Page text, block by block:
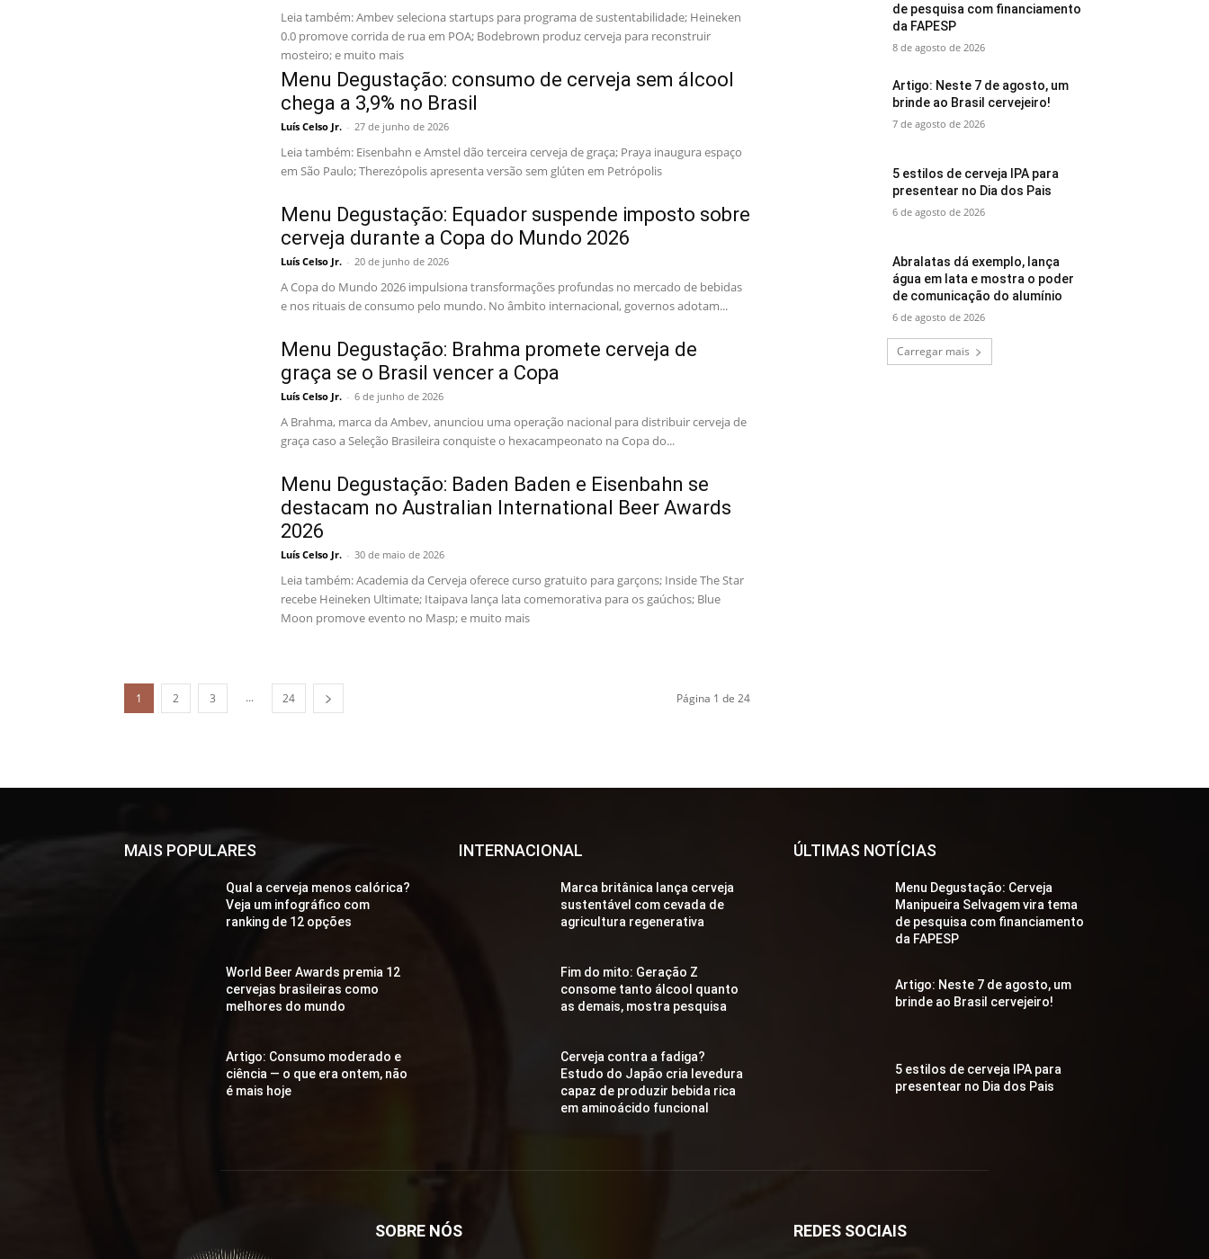
Leia também: Ambev seleciona startups para programa de sustentabilidade; Heineken
0.0 promove corrida de rua em POA; Bodebrown produz cerveja para reconstruir
mosteiro; e muito mais
Menu Degustação: consumo de cerveja sem álcool
chega a 3,9% no Brasil
Luís Celso Jr. - 27 de junho de 2026
Leia também: Eisenbahn e Amstel dão terceira cerveja de graça; Praya inaugura espaço
em São Paulo; Therezópolis apresenta versão sem glúten em Petrópolis
Menu Degustação: Equador suspende imposto sobre
cerveja durante a Copa do Mundo 2026
Luís Celso Jr. - 20 de junho de 2026
A Copa do Mundo 2026 impulsiona transformações profundas no mercado de bebidas
e nos rituais de consumo pelo mundo. No âmbito internacional, governos adotam...
Menu Degustação: Brahma promete cerveja de
graça se o Brasil vencer a Copa
Luís Celso Jr. - 6 de junho de 2026
A Brahma, marca da Ambev, anunciou uma operação nacional para distribuir cerveja de
graça caso a Seleção Brasileira conquiste o hexacampeonato na Copa do...
Menu Degustação: Baden Baden e Eisenbahn se
destacam no Australian International Beer Awards
2026
Luís Celso Jr. - 30 de maio de 2026
Leia também: Academia da Cerveja oferece curso gratuito para garçons; Inside The Star
recebe Heineken Ultimate; Itaipava lança lata comemorativa para os gaúchos; Blue
Moon promove evento no Masp; e muito mais
1 2 3 ... 24 Página 1 de 24
de pesquisa com financiamento
da FAPESP
8 de agosto de 2026
Artigo: Neste 7 de agosto, um
brinde ao Brasil cervejeiro!
7 de agosto de 2026
5 estilos de cerveja IPA para
presentear no Dia dos Pais
6 de agosto de 2026
Abralatas dá exemplo, lança
água em lata e mostra o poder
de comunicação do alumínio
6 de agosto de 2026
Carregar mais
MAIS POPULARES
Qual a cerveja menos calórica?
Veja um infográfico com
ranking de 12 opções
World Beer Awards premia 12
cervejas brasileiras como
melhores do mundo
Artigo: Consumo moderado e
ciência — o que era ontem, não
é mais hoje
INTERNACIONAL
Marca britânica lança cerveja
sustentável com cevada de
agricultura regenerativa
Fim do mito: Geração Z
consome tanto álcool quanto
as demais, mostra pesquisa
Cerveja contra a fadiga?
Estudo do Japão cria levedura
capaz de produzir bebida rica
em aminoácido funcional
ÚLTIMAS NOTÍCIAS
Menu Degustação: Cerveja
Manipueira Selvagem vira tema
de pesquisa com financiamento
da FAPESP
Artigo: Neste 7 de agosto, um
brinde ao Brasil cervejeiro!
5 estilos de cerveja IPA para
presentear no Dia dos Pais
SOBRE NÓS REDES SOCIAIS